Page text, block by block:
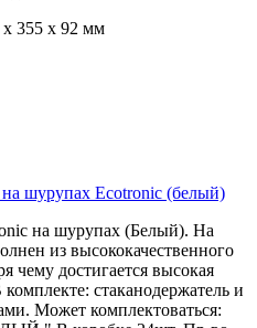
х 355 х 92 мм
на шурупах Ecotronic (белый)
на шурупах (Белый). На
из высококачественного
чему достигается высокая
стаканодержатель и
Может комплектоваться: